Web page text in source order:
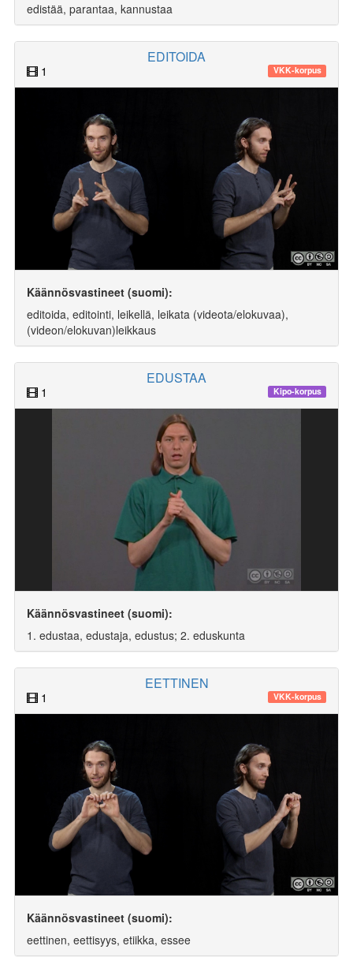
edistää, parantaa, kannustaa
EDITOIDA
1 VKK-korpus
Käännösvastineet (suomi):
editoida, editointi, leikellä, leikata (videota/elokuvaa),
(videon/elokuvan)leikkaus
EDUSTAA
1 Kipo-korpus
Käännösvastineet (suomi):
1. edustaa, edustaja, edustus; 2. eduskunta
EETTINEN
1 VKK-korpus
Käännösvastineet (suomi):
eettinen, eettisyys, etiikka, essee